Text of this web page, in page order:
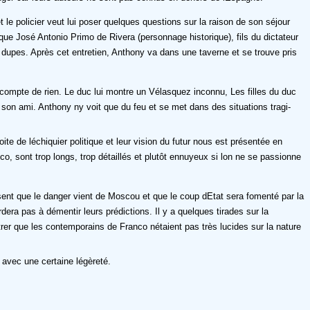
policier veut lui poser quelques questions sur la raison de son séjour
José Antonio Primo de Rivera (personnage historique), fils du dictateur
Après cet entretien, Anthony va dans une taverne et se trouve pris
de rien. Le duc lui montre un Vélasquez inconnu, Les filles du duc
ami. Anthony ny voit que du feu et se met dans des situations tragi-
de léchiquier politique et leur vision du futur nous est présentée en
sont trop longs, trop détaillés et plutôt ennuyeux si lon ne se passionne
que le danger vient de Moscou et que le coup dEtat sera fomenté par la
pas à démentir leurs prédictions. Il y a quelques tirades sur la
que les contemporains de Franco nétaient pas très lucides sur la nature
une certaine légèreté.